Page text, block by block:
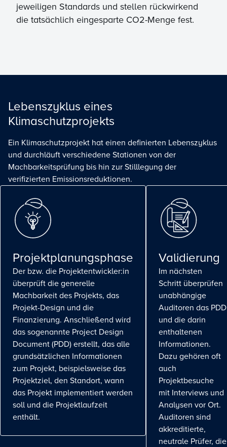
jeweiligen Standards und stellen rückwirkend
die tatsächlich eingesparte CO2-Menge fest.
Lebenszyklus eines
Klimaschutzprojekts
Ein Klimaschutzprojekt hat einen definierten Lebenszyklus
und durchläuft verschiedene Stationen von der
Machbarkeitsprüfung bis hin zur Stilllegung der
verifizierten Emissionsreduktionen.
Projektplanungsphase
Der bzw. die Projektentwickler:in
überprüft die generelle
Machbarkeit des Projekts, das
Projekt-Design und die
Finanzierung. Anschließend wird
das sogenannte Project Design
Document (PDD) erstellt, das alle
grundsätzlichen Informationen
zum Projekt, beispielsweise das
Projektziel, den Standort, wann
das Projekt implementiert werden
soll und die Projektlaufzeit
enthält.
Validierung
Im nächsten
Schritt überprüfen
unabhängige
Auditoren das PDD
und die darin
enthaltenen
Informationen.
Dazu gehören oft
auch
Projektbesuche
mit Interviews und
Analysen vor Ort.
Auditoren sind
akkreditierte,
neutrale Prüfer, die